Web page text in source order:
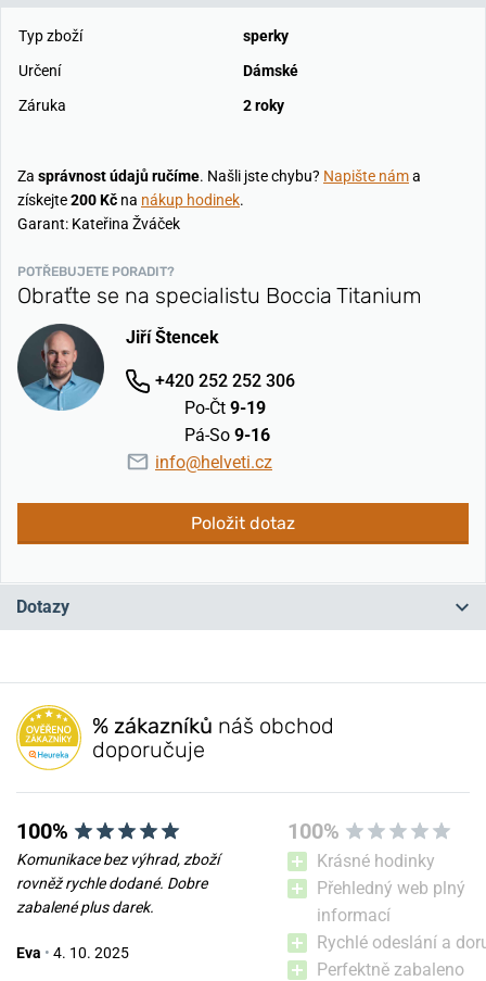
Typ zboží
sperky
Určení
Dámské
Záruka
2 roky
Za správnost údajů ručíme. Našli jste chybu? Napište náma
získejte200 Kč na nákup hodinek.
Garant: Kateřina Žváček
POTŘEBUJETE PORADIT?
Obraťte se na specialistu Boccia Titanium
Jiří Štencek
+420 252 252 306
Po-Čt 9-19
Pá-So 9-16
info@helveti.cz
Položit dotaz
Dotazy
Máte otázku? Zanechte nám komentář
Přidat dotaz
% zákazníků náš obchod
doporučuje
100%
Komunikace bez výhrad, zboží
rovněž rychle dodané. Dobre
zabalené plus darek.
Eva • 4. 10. 2025
100%
Krásné hodinky
Přehledný web plný
informací
Rychlé odeslání a
Perfektně zabaleno